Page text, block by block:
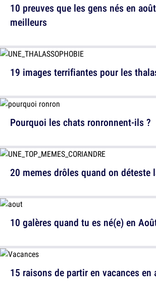
10 preuves que les gens nés en
meilleurs
Pourquoi les chats ronronnent-ils ?
10 galères quand tu es né(e) en
19 images terrifiantes pour les
20 memes drôles quand on déteste
15 raisons de partir en vacances en